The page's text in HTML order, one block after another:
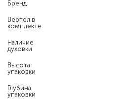
Бренд
Вертел в
комплекте
Наличие
духовки
Высота
упаковки
Глубина
упаковки